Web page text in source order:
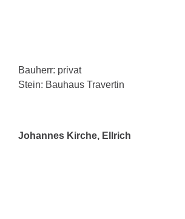
Bauherr: privat
Stein: Bauhaus Travertin
Johannes Kirche, Ellrich